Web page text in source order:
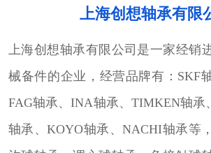
上海创想轴承有限
上海创想轴承有限公司是一家经销
械备件的企业，经营品牌有：SKF
FAG轴承、INA轴承、TIMKEN轴承
轴承、KOYO轴承、NACHI轴承等